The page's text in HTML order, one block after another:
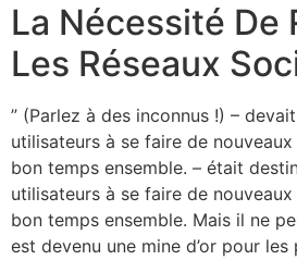
La Nécessité De
Les Réseaux
” (Parlez à des inconnus !) –
utilisateurs à se faire de
bon temps ensemble. – était
utilisateurs à se faire de
bon temps ensemble. Mais il ne
est devenu une mine d’or pour